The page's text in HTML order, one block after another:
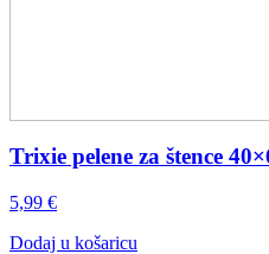
Trixie pelene za štence
5,99 €
Dodaj u košaricu